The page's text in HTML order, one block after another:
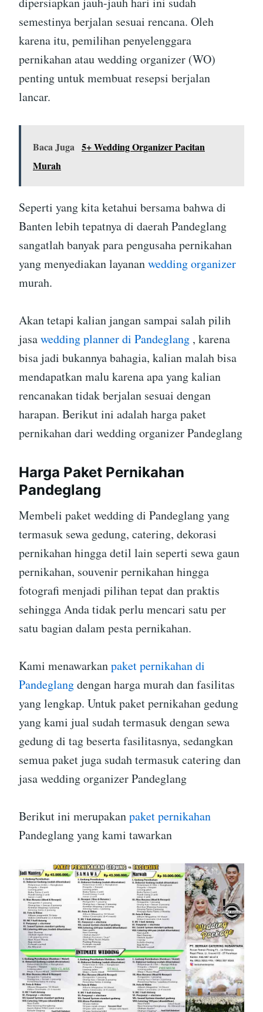
semestinya berjalan sesuai rencana. Oleh
karena itu, pemilihan penyelenggara
pernikahan atau wedding organizer (WO)
penting untuk membuat resepsi berjalan
lancar.
Baca Juga 5+ Wedding Organizer Pacitan
Murah
Seperti yang kita ketahui bersama bahwa di
Banten lebih tepatnya di daerah Pandeglang
sangatlah banyak para pengusaha pernikahan
yang menyediakan layananwedding organizer
murah.
Akan tetapi kalian jangan sampai salah pilih
jasawedding planner di Pandeglang , karena
bisa jadi bukannya bahagia, kalian malah bisa
mendapatkan malu karena apa yang kalian
rencanakan tidak berjalan sesuai dengan
harapan. Berikut ini adalah harga paket
pernikahan dari wedding organizer Pandeglang
Harga Paket Pernikahan
Pandeglang
Membeli paket wedding di Pandeglang yang
termasuk sewa gedung, catering, dekorasi
pernikahan hingga detil lain seperti sewa gaun
pernikahan, souvenir pernikahan hingga
fotografi menjadi pilihan tepat dan praktis
sehingga Anda tidak perlu mencari satu per
satu bagian dalam pesta pernikahan.
Kami menawarkanpaket pernikahan di
Pandeglangdengan harga murah dan fasilitas
yang lengkap. Untuk paket pernikahan gedung
yang kami jual sudah termasuk dengan sewa
gedung di tag beserta fasilitasnya, sedangkan
semua paket juga sudah termasuk catering dan
jasa wedding organizer Pandeglang
Berikut ini merupakanpaket pernikahan
Pandeglang yang kami tawarkan